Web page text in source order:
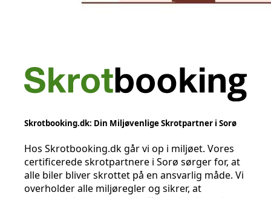
Skrotbooking.dk: Din Miljøvenlige Skrotpartner i Sorø
Hos Skrotbooking.dk går vi op i miljøet. Vores
certificerede skrotpartnere i Sorø sørger for, at
alle biler bliver skrottet på en ansvarlig måde. Vi
overholder alle miljøregler og sikrer, at